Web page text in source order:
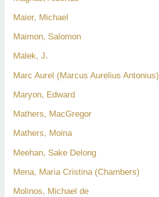
Maier, Michael
Maimon, Salomon
Malek, J.
Marc Aurel (Marcus Aurelius Antonius)
Maryon, Edward
Mathers, MacGregor
Mathers, Moina
Meehan, Sake Delong
Mena, Maria Cristina (Chambers)
Molinos, Michael de